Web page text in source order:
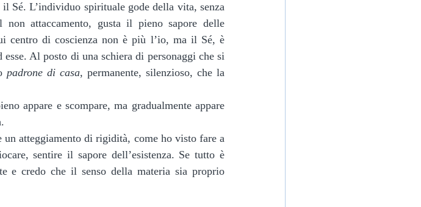
Sé. L’individuo spirituale gode della vita, senza
attaccamento, gusta il pieno sapore delle
centro di coscienza non è più l’io, ma il Sé, è
Al posto di una schiera di personaggi che si
padrone di casa, permanente, silenzioso, che la
sentire il sapore dell’esistenza. Se tutto è
e credo che il senso della materia sia proprio